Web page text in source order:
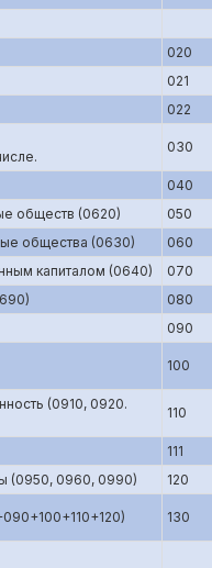
020
021
022
030
040
обществ (0620)
050
общества (0630)
060
капиталом (0640)
070
080
090
100
(0910, 0920.
110
111
(0950, 0960, 0990)
120
130